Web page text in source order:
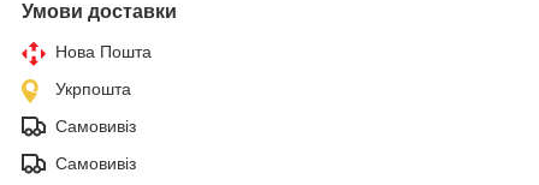
Умови доставки
Нова Пошта
Укрпошта
Самовивіз
Самовивіз